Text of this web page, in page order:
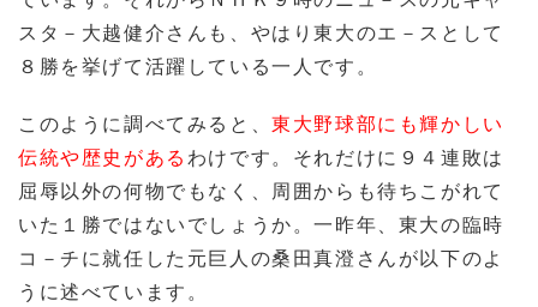
スタ－大越健介さんも、やはり東大のエ－スとして
８勝を挙げて活躍している一人です。
このように調べてみると、東大野球部にも輝かしい
伝統や歴史があるわけです。それだけに９４連敗は
屈辱以外の何物でもなく、周囲からも待ちこがれて
いた１勝ではないでしょうか。一昨年、東大の臨時
コ－チに就任した元巨人の桑田真澄さんが以下のよ
うに述べています。